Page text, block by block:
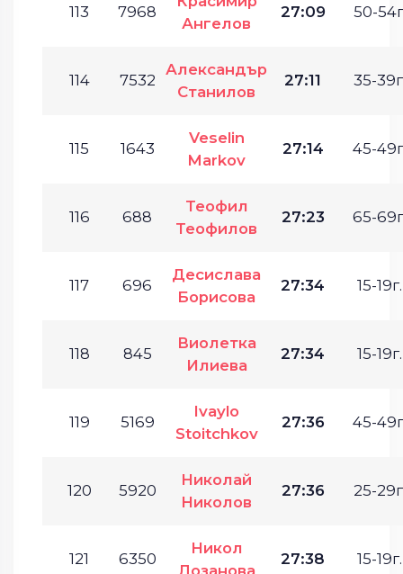
113 7968
Ангелов
27:09 50-
114 7532
Александър
Станилов
27:11 35-
115 1643
Veselin
Markov
27:14 45-
116 688
Теофил
Теофилов
27:23 65-
117 696
Десислава
Борисова
27:34 15-19г.
118 845
Виолетка
Илиева
27:34 15-19г.
119 5169
Ivaylo
Stoitchkov
27:36 45-
120 5920
Николай
Николов
27:36 25-
121 6350
Никол
Лозанова
27:38 15-19г.